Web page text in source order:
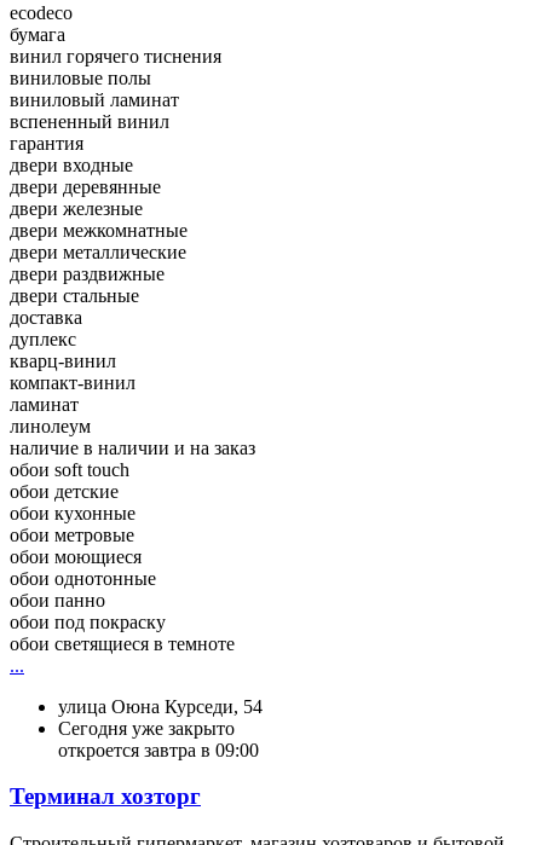
ecodeco
бумага
винил горячего тиснения
виниловые полы
виниловый ламинат
вспененный винил
гарантия
двери входные
двери деревянные
двери железные
двери межкомнатные
двери металлические
двери раздвижные
двери стальные
доставка
дуплекс
кварц-винил
компакт-винил
ламинат
линолеум
наличие в наличии и на заказ
обои soft touch
обои детские
обои кухонные
обои метровые
обои моющиеся
обои однотонные
обои панно
обои под покраску
обои светящиеся в темноте
...
улица Оюна Курседи, 54
Сегодня уже закрыто
откроется завтра в 09:00
Терминал хозторг